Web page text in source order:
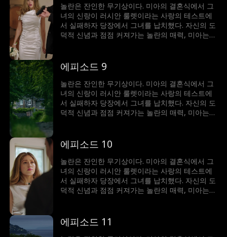
놀란은 잔인한 무기상이다. 미아의 결혼식에서 그
녀의 신랑이 러시안 룰렛이라는 사랑의 테스트에
서 실패하자 당장에서 그녀를 납치했다. 자신의 도
덕적 신념과 점점 커져가는 놀란의 매력, 미아는
에피소드 9
놀란은 잔인한 무기상이다. 미아의 결혼식에서 그
녀의 신랑이 러시안 룰렛이라는 사랑의 테스트에
서 실패하자 당장에서 그녀를 납치했다. 자신의 도
덕적 신념과 점점 커져가는 놀란의 매력, 미아는
에피소드 10
놀란은 잔인한 무기상이다. 미아의 결혼식에서 그
녀의 신랑이 러시안 룰렛이라는 사랑의 테스트에
서 실패하자 당장에서 그녀를 납치했다. 자신의 도
덕적 신념과 점점 커져가는 놀란의 매력, 미아는
에피소드 11